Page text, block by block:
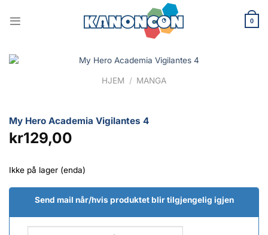
0
HJEM / MANGA
My Hero Academia Vigilantes 4
kr129,00
Ikke på lager (enda)
Send mail når/hvis produktet blir tilgjengelig igjen